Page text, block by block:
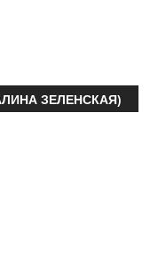
ЗЕЛЕНСКАЯ)